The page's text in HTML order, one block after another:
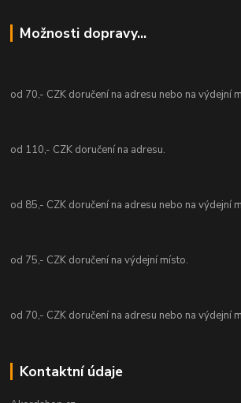
Možnosti dopravy...
od 70,- CZK doručení na adresu nebo na výdejní
od 110,- CZK doručení na adresu.
od 85,- CZK doručení na adresu nebo na výdejní
od 75,- CZK doručení na výdejní místo.
od 70,- CZK doručení na adresu nebo na výdejní
Kontaktní údaje